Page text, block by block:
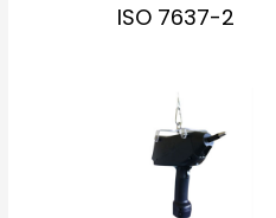
ISO 7637-2